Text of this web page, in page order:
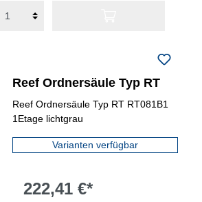
Reef Ordnersäule Typ RT
Reef Ordnersäule Typ RT RT081B1
1Etage lichtgrau
Varianten verfügbar
222,41 €*